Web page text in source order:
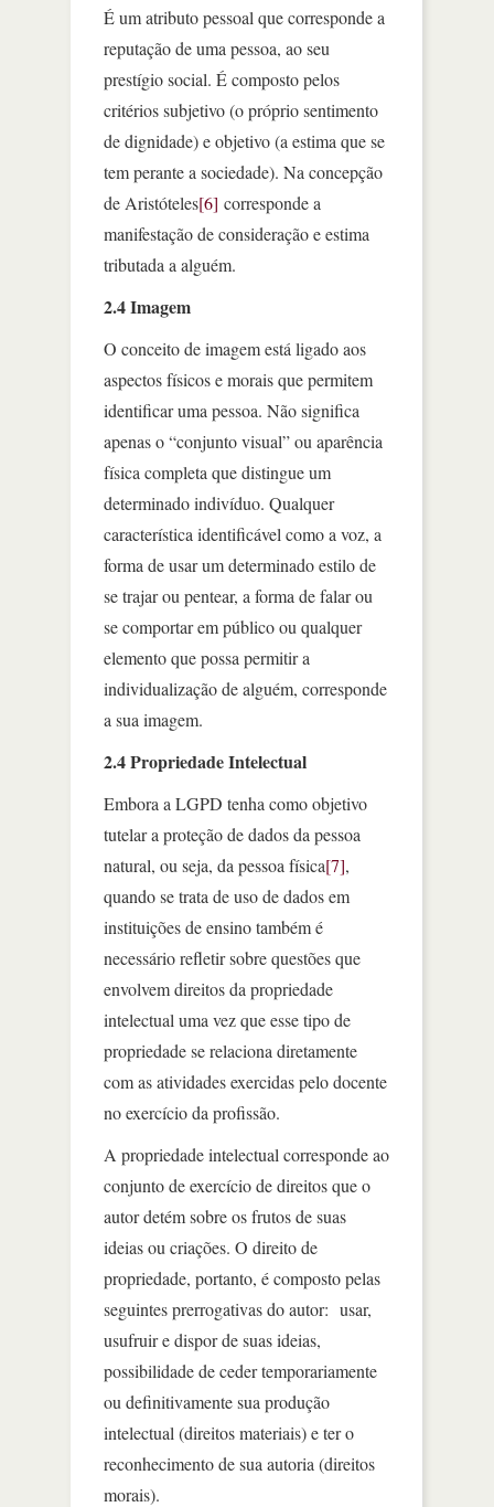
É um atributo pessoal que corresponde a
reputação de uma pessoa, ao seu
prestígio social. É composto pelos
critérios subjetivo (o próprio sentimento
de dignidade) e objetivo (a estima que se
tem perante a sociedade). Na concepção
de Aristóteles[6] corresponde a
manifestação de consideração e estima
tributada a alguém.
2.4 Imagem
O conceito de imagem está ligado aos
aspectos físicos e morais que permitem
identificar uma pessoa. Não significa
apenas o “conjunto visual” ou aparência
física completa que distingue um
determinado indivíduo. Qualquer
característica identificável como a voz, a
forma de usar um determinado estilo de
se trajar ou pentear, a forma de falar ou
se comportar em público ou qualquer
elemento que possa permitir a
individualização de alguém, corresponde
a sua imagem.
2.4 Propriedade Intelectual
Embora a LGPD tenha como objetivo
tutelar a proteção de dados da pessoa
natural, ou seja, da pessoa física[7],
quando se trata de uso de dados em
instituições de ensino também é
necessário refletir sobre questões que
envolvem direitos da propriedade
intelectual uma vez que esse tipo de
propriedade se relaciona diretamente
com as atividades exercidas pelo docente
no exercício da profissão.
A propriedade intelectual corresponde ao
conjunto de exercício de direitos que o
autor detém sobre os frutos de suas
ideias ou criações. O direito de
propriedade, portanto, é composto pelas
seguintes prerrogativas do autor: usar,
usufruir e dispor de suas ideias,
possibilidade de ceder temporariamente
ou definitivamente sua produção
intelectual (direitos materiais) e ter o
reconhecimento de sua autoria (direitos
morais).